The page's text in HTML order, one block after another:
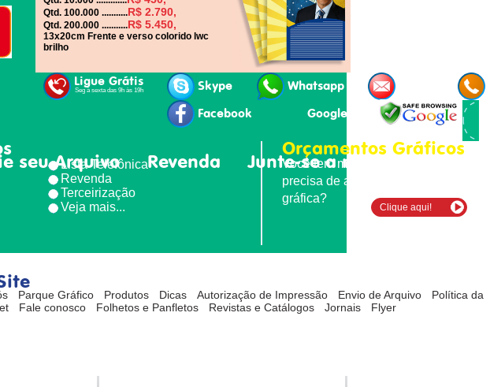
Qtd. 100.000 ...........R$ 2.790,
Qtd. 200.000 ...........R$ 5.450,
13x20cm Frente e verso colorido lwc
brilho
Ligue Grátis
Seg à sexta das 9h às 19h Skype Whatsapp
Facebook
Google+
seu Arquivo Revenda Junte-se a nós Contatos
Lista Telefônica
Revenda
Terceirização
Veja mais...
Orçamentos Gráficos
Você tem material para imprimir e
precisa de agilidade e qualidade
gráfica?
Clique aqui!
Parque Gráfico Produtos Dicas Autorização de Impressão Envio de Arquivo
Política da
Fale conosco Folhetos e Panfletos Revistas e Catálogos Jornais Flyer